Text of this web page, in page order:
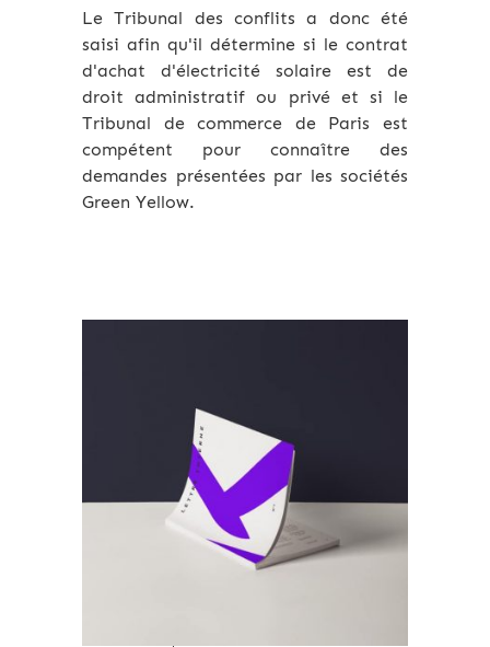
Le Tribunal des conflits a donc été
saisi afin qu'il détermine si le contrat
d'achat d'électricité solaire est de
droit administratif ou privé et si le
Tribunal de commerce de Paris est
compétent pour connaître des
demandes présentées par les sociétés
Green Yellow.